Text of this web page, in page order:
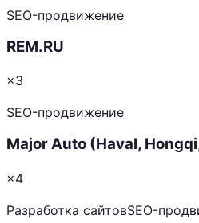
SEO-продвижение
REM.RU
×3
SEO-продвижение
Major Auto (Haval,
×4
Разработка сайтовSEO-